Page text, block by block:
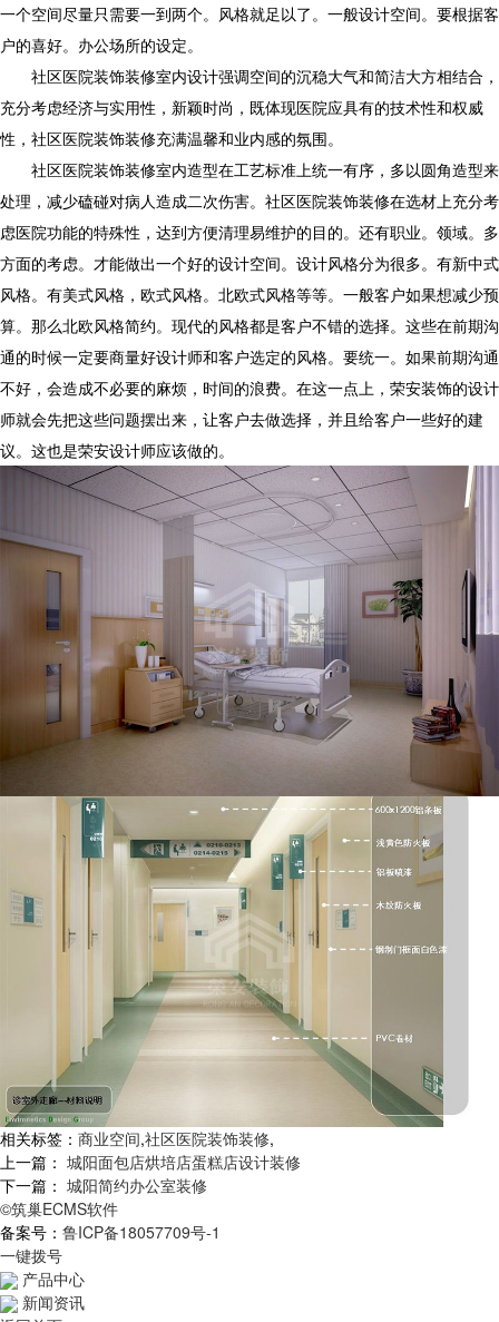
一个空间尽量只需要一到两个。风格就足以了。一般设计空间。要根据客
户的喜好。办公场所的设定。
社区医院装饰装修室内设计强调空间的沉稳大气和简洁大方相结合，
充分考虑经济与实用性，新颖时尚，既体现医院应具有的技术性和权威
性，社区医院装饰装修充满温馨和业内感的氛围。
社区医院装饰装修室内造型在工艺标准上统一有序，多以圆角造型来
处理，减少磕碰对病人造成二次伤害。社区医院装饰装修在选材上充分考
虑医院功能的特殊性，达到方便清理易维护的目的。还有职业。领域。多
方面的考虑。才能做出一个好的设计空间。设计风格分为很多。有新中式
风格。有美式风格，欧式风格。北欧式风格等等。一般客户如果想减少预
算。那么北欧风格简约。现代的风格都是客户不错的选择。这些在前期沟
通的时候一定要商量好设计师和客户选定的风格。要统一。如果前期沟通
不好，会造成不必要的麻烦，时间的浪费。在这一点上，荣安装饰的设计
师就会先把这些问题摆出来，让客户去做选择，并且给客户一些好的建
议。这也是荣安设计师应该做的。
相关标签： 商业空间,社区医院装饰装修,
上一篇： 城阳面包店烘培店蛋糕店设计装修
下一篇： 城阳简约办公室装修
©筑巢ECMS软件
备案号： 鲁ICP备18057709号-1
一键拨号
产品中心
新闻资讯